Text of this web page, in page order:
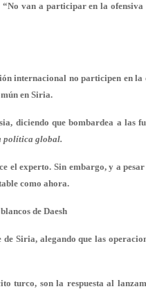
van a participar en la
internacional no participen en la
en Siria.
diciendo que bombardea a las
política global.
el experto. Sin embargo, y a
como ahora.
de Daesh
Siria, alegando que las
turco, son la respuesta al